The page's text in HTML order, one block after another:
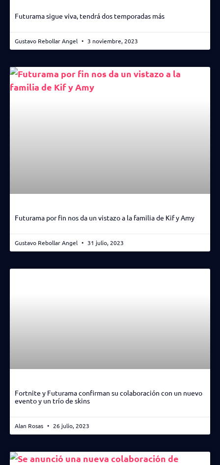
Futurama sigue viva, tendrá dos temporadas más
Gustavo Rebollar Angel 3 noviembre, 2023
Futurama por fin nos da un vistazo a la familia de Kif y Amy
Gustavo Rebollar Angel 31 julio, 2023
Fortnite y Futurama confirman su colaboración con un nuevo
evento y un trío de skins
Alan Rosas 26 julio, 2023